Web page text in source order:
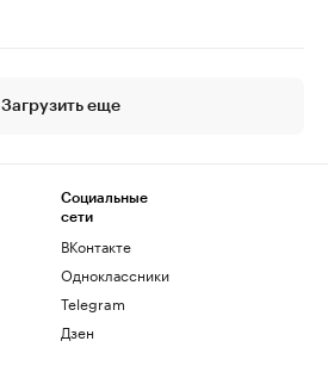
Загрузить еще
Социальные
сети
ВКонтакте
Одноклассники
Telegram
Дзен